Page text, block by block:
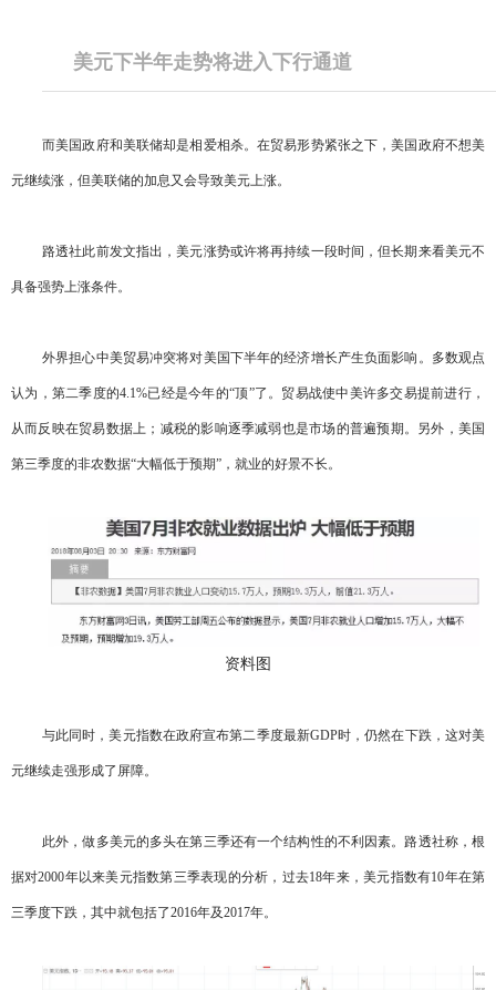
美元下半年走势将进入下行通道
而美国政府和美联储却是相爱相杀。在贸易形势紧张之下，美国政府不想美
元继续涨，但美联储的加息又会导致美元上涨。
路透社此前发文指出，美元涨势或许将再持续一段时间，但长期来看美元不
具备强势上涨条件。
外界担心中美贸易冲突将对美国下半年的经济增长产生负面影响。多数观点
认为，第二季度的4.1%已经是今年的“顶”了。贸易战使中美许多交易提前进行，
从而反映在贸易数据上；减税的影响逐季减弱也是市场的普遍预期。另外，美国
第三季度的非农数据“大幅低于预期”，就业的好景不长。
资料图
与此同时，美元指数在政府宣布第二季度最新GDP时，仍然在下跌，这对美
元继续走强形成了屏障。
此外，做多美元的多头在第三季还有一个结构性的不利因素。路透社称，根
据对2000年以来美元指数第三季表现的分析，过去18年来，美元指数有10年在第
三季度下跌，其中就包括了2016年及2017年。